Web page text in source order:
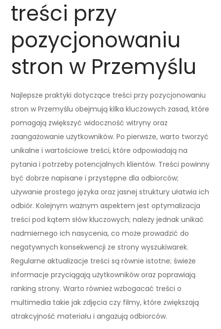
treści przy
pozycjonowaniu
stron w Przemyślu
Najlepsze praktyki dotyczące treści przy pozycjonowaniu
stron w Przemyślu obejmują kilka kluczowych zasad, które
pomagają zwiększyć widoczność witryny oraz
zaangażowanie użytkowników. Po pierwsze, warto tworzyć
unikalne i wartościowe treści, które odpowiadają na
pytania i potrzeby potencjalnych klientów. Treści powinny
być dobrze napisane i przystępne dla odbiorców;
używanie prostego języka oraz jasnej struktury ułatwia ich
odbiór. Kolejnym ważnym aspektem jest optymalizacja
treści pod kątem słów kluczowych; należy jednak unikać
nadmiernego ich nasycenia, co może prowadzić do
negatywnych konsekwencji ze strony wyszukiwarek.
Regularne aktualizacje treści są równie istotne; świeże
informacje przyciągają użytkowników oraz poprawiają
ranking strony. Warto również wzbogacać treści o
multimedia takie jak zdjęcia czy filmy, które zwiększają
atrakcyjność materiału i angażują odbiorców.